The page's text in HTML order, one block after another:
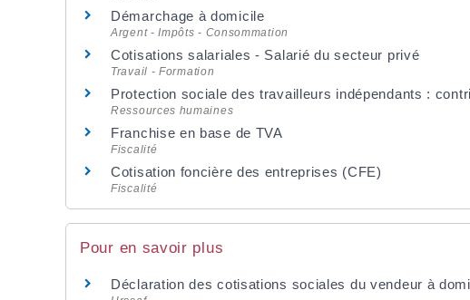
Démarchage à domicile
Argent - Impôts - Consommation
Cotisations salariales - Salarié du secteur privé
Travail - Formation
Protection sociale des travailleurs indépendants :
Ressources humaines
Franchise en base de TVA
Fiscalité
Cotisation foncière des entreprises (CFE)
Fiscalité
Pour en savoir plus
Déclaration des cotisations sociales du vendeur à